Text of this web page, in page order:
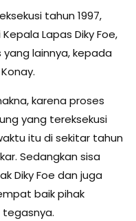
tahun 1997,
Lapas Diky Foe,
lainnya, kepada
karena proses
yang tereksekusi
itu di sekitar tahun
Sedangkan sisa
Diky Foe dan juga
baik pihak
tegasnya.